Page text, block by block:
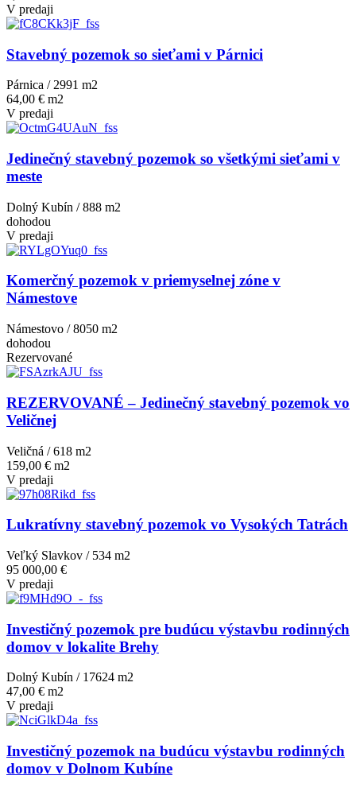
V predaji
Stavebný pozemok so sieťami v Párnici
Párnica / 2991 m2
64,00 € m2
V predaji
Jedinečný stavebný pozemok so všetkými sieťami v
meste
Dolný Kubín / 888 m2
dohodou
V predaji
Komerčný pozemok v priemyselnej zóne v
Námestove
Námestovo / 8050 m2
dohodou
Rezervované
REZERVOVANÉ – Jedinečný stavebný pozemok vo
Veličnej
Veličná / 618 m2
159,00 € m2
V predaji
Lukratívny stavebný pozemok vo Vysokých Tatrách
Veľký Slavkov / 534 m2
95 000,00 €
V predaji
Investičný pozemok pre budúcu výstavbu rodinných
domov v lokalite Brehy
Dolný Kubín / 17624 m2
47,00 € m2
V predaji
Investičný pozemok na budúcu výstavbu rodinných
domov v Dolnom Kubíne